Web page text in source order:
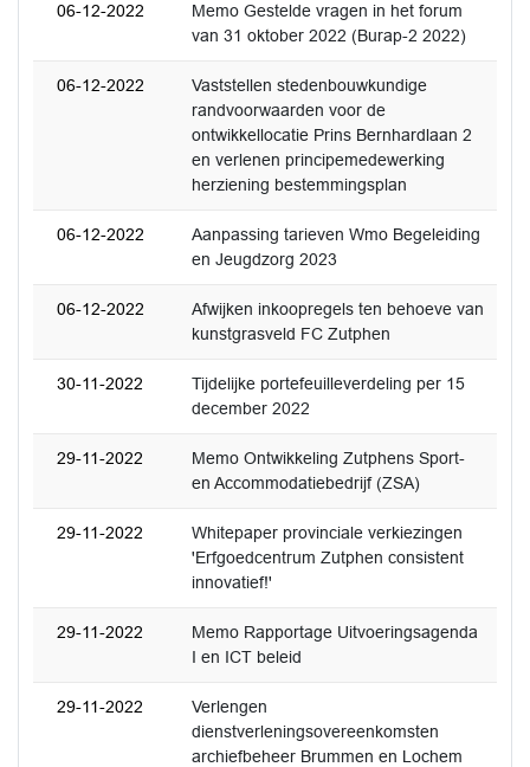
06-12-2022
Memo Gestelde vragen in het forum
van 31 oktober 2022 (Burap-2 2022)
06-12-2022
Vaststellen stedenbouwkundige
randvoorwaarden voor de
ontwikkellocatie Prins Bernhardlaan 2
en verlenen principemedewerking
herziening bestemmingsplan
06-12-2022
Aanpassing tarieven Wmo Begeleiding
en Jeugdzorg 2023
06-12-2022
Afwijken inkoopregels ten behoeve van
kunstgrasveld FC Zutphen
30-11-2022
Tijdelijke portefeuilleverdeling per 15
december 2022
29-11-2022
Memo Ontwikkeling Zutphens Sport-
en Accommodatiebedrijf (ZSA)
29-11-2022
Whitepaper provinciale verkiezingen
'Erfgoedcentrum Zutphen consistent
innovatief!'
29-11-2022
Memo Rapportage Uitvoeringsagenda
I en ICT beleid
29-11-2022
Verlengen
dienstverleningsovereenkomsten
archiefbeheer Brummen en Lochem